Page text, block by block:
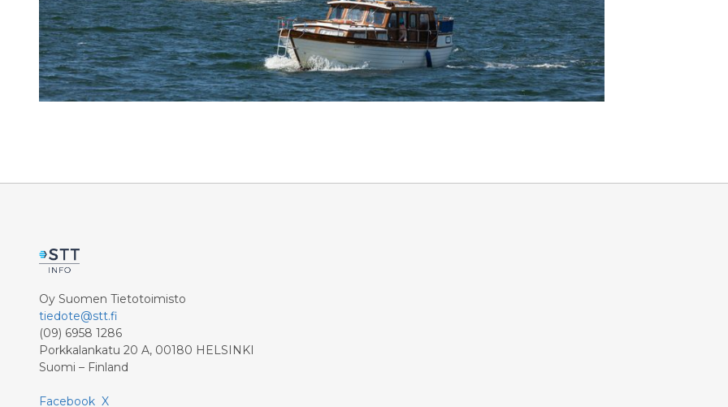
Oy Suomen Tietotoimisto
tiedote@stt.fi
(09) 6958 1286
Porkkalankatu 20 A, 00180 HELSINKI
Suomi – Finland
Facebook X